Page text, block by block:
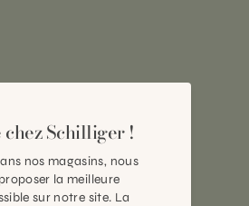
Schilliger !
nos magasins, nous
la meilleure
sur notre site. La